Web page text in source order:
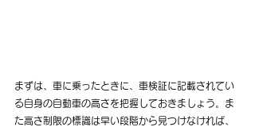
まずは、車に乗ったときに、車検証に記載されてい
る自身の自動車の高さを把握しておきましょう。ま
た高さ制限の標識は早い段階から見つけなければ、